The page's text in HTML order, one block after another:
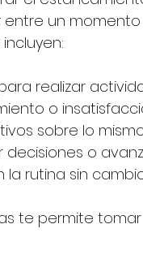
entre un
realizar
o
sobre lo
o
rutina sin
te permite